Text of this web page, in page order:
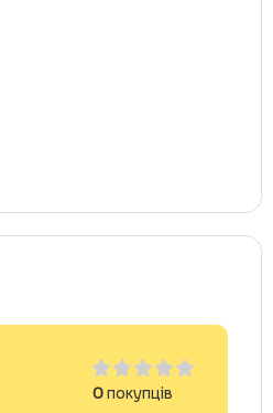
0покупців